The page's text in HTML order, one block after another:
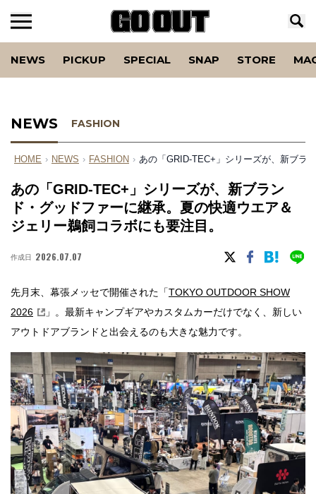
NEWS PICKUP SPECIAL SNAP STORE
NEWS FASHION
HOME › NEWS › FASHION › あの「GRID-TEC+」シリーズが、新ブラ
あの「GRID-TEC+」シリーズが、新ブラン
ド・グッドファーに継承。夏の快適ウエア＆
ジェリー鵜飼コラボにも要注目。
作成日 2026.07.07
先月末、幕張メッセで開催された「TOKYO OUTDOOR SHOW
2026
」。最新キャンプギアやカスタムカーだけでなく、新しい
アウトドアブランドと出会えるのも大きな魅力です。